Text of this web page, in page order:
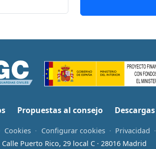
Propuestas al consejo Descargas
Cookies · Configurar cookies · Privacidad ·
Calle Puerto Rico, 29 local C · 28016 Madrid